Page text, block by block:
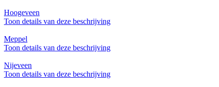
Hoogeveen
Toon details van deze beschrijving
Meppel
Toon details van deze beschrijving
Nijeveen
Toon details van deze beschrijving